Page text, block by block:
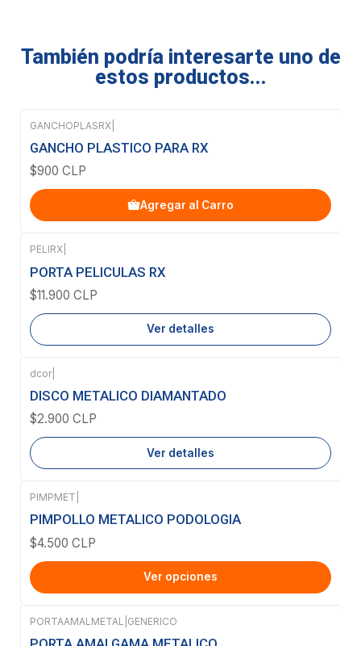
También podría interesarte uno de
estos productos...
GANCHOPLASRX
GANCHO PLASTICO PARA RX
$900 CLP
Agregar al Carro
Agotado
PELIRX
PORTA PELICULAS RX
$11.900 CLP
Ver detalles
Agotado
dcor
DISCO METALICO DIAMANTADO
$2.900 CLP
Ver detalles
PIMPMET
PIMPOLLO METALICO PODOLOGIA
$4.500 CLP
Ver opciones
PORTAAMALMETAL GENERICO